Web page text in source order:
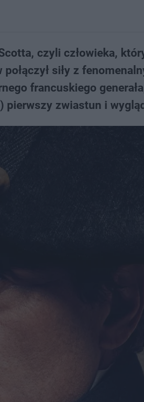
czyli człowieka,
siły z
francuskiego
pierwszy zwiastun i